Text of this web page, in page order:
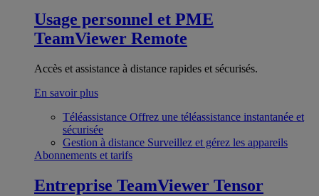
Usage personnel et PME
TeamViewer Remote
Accès et assistance à distance rapides et sécurisés.
En savoir plus
Téléassistance Offrez une téléassistance instantanée et
sécurisée
Gestion à distance Surveillez et gérez les appareils
Abonnements et tarifs
Entreprise TeamViewer Tensor